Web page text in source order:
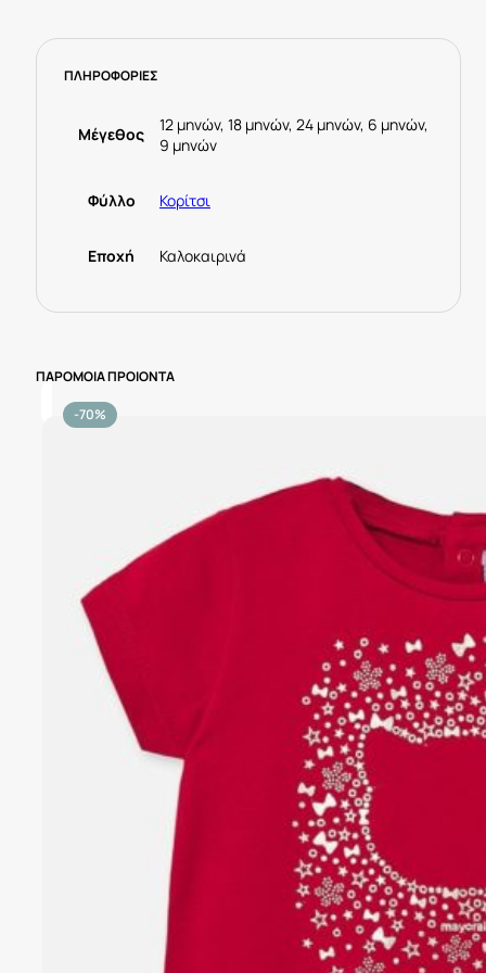
ΠΛΗΡΟΦΟΡΙΕΣ
Μέγεθος
12 μηνών, 18 μηνών, 24 μηνών, 6 μηνών,
9 μηνών
Φύλλο Κορίτσι
Εποχή Καλοκαιρινά
ΠΑΡΟΜΟΙΑ ΠΡΟΙΟΝΤΑ
-70%